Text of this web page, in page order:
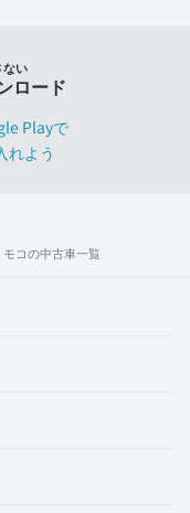
モコの中古車一覧
ない
ロード